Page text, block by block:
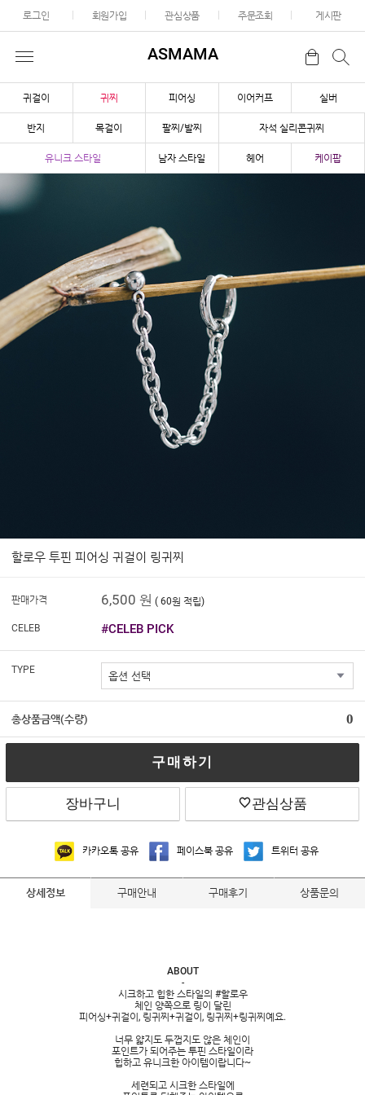
로그인 회원가입 관심상품 주문조회 게시판
ASMAMA
귀걸이 귀찌 피어싱 이어커프 실버
반지 목걸이 팔찌/발찌 자석 실리콘귀찌
유니크 스타일 남자 스타일 헤어 케이팝
할로우 투핀 피어싱 귀걸이 링귀찌
판매가격 6,500 원 ( 60원 적립)
CELEB #CELEB PICK
TYPE
총상품금액(수량) 0
구매하기
장바구니 관심상품
카카오톡 공유 페이스북 공유 트위터 공유
상세정보 구매안내 구매후기 상품문의
ABOUT
-
시크하고 힙한 스타일의 #할로우
체인 양쪽으로 링이 달린
피어싱+귀걸이, 링귀찌+귀걸이, 링귀찌+링귀찌예요.
너무 얇지도 두껍지도 않은 체인이
포인트가 되어주는 투핀 스타일이라
힙하고 유니크한 아이템이랍니다~
세련되고 시크한 스타일에